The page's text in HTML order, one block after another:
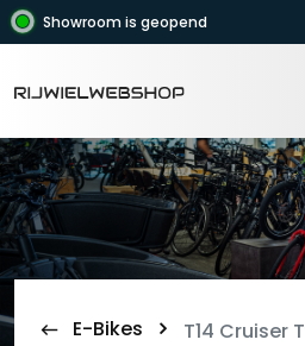
Zoeken
Showroom is geopend
E-Bikes T14 Cruiser